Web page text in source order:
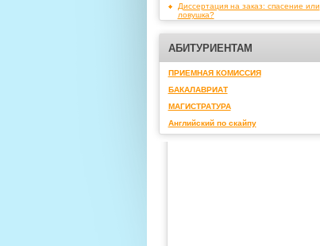
Диссертация на заказ: спасение или
ловушка?
АБИТУРИЕНТАМ
ПРИЕМНАЯ КОМИССИЯ
БАКАЛАВРИАТ
МАГИСТРАТУРА
Английский по скайпу